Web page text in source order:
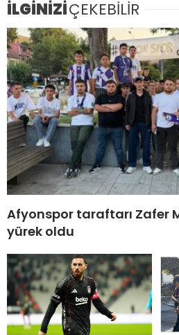
İLGİNİZİÇEKEBİLİR
Afyonspor taraftarı Zafer
yürek oldu